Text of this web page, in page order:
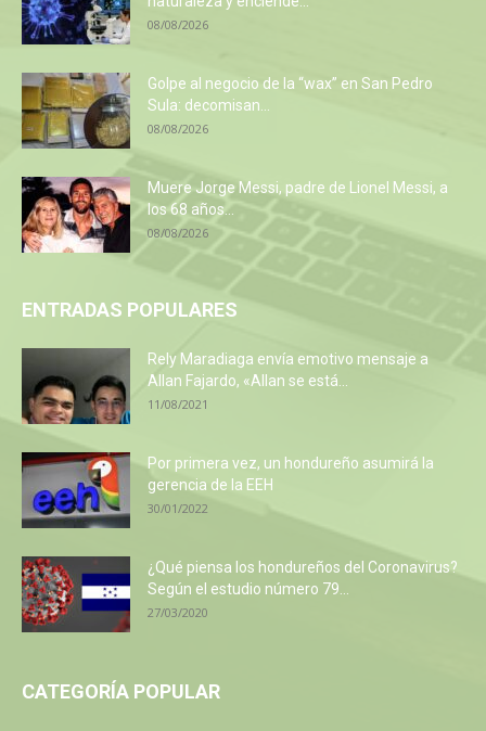
08/08/2026
Golpe al negocio de la “wax” en San Pedro
Sula: decomisan...
08/08/2026
Muere Jorge Messi, padre de Lionel Messi, a
los 68 años...
08/08/2026
ENTRADAS POPULARES
Rely Maradiaga envía emotivo mensaje a
Allan Fajardo, «Allan se está...
11/08/2021
Por primera vez, un hondureño asumirá la
gerencia de la EEH
30/01/2022
¿Qué piensa los hondureños del Coronavirus?
Según el estudio número 79...
27/03/2020
CATEGORÍA POPULAR